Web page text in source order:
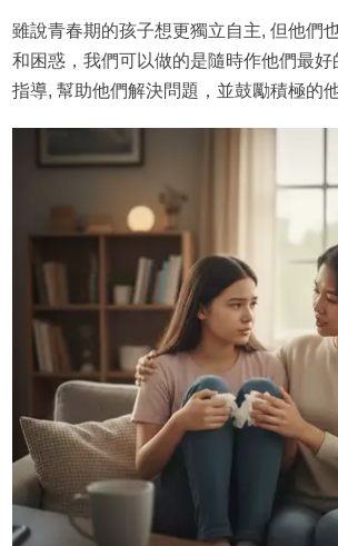
雖說青春期的孩子想更獨立自主, 但他們
和困惑，我們可以做的是隨時作他們最好
指導, 幫助他們解決問題，並鼓勵積極的